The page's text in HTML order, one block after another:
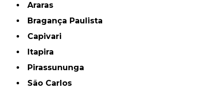
Araras
Bragança Paulista
Capivari
Itapira
Pirassununga
São Carlos